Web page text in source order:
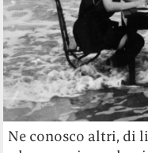
Ne conosco altri, di